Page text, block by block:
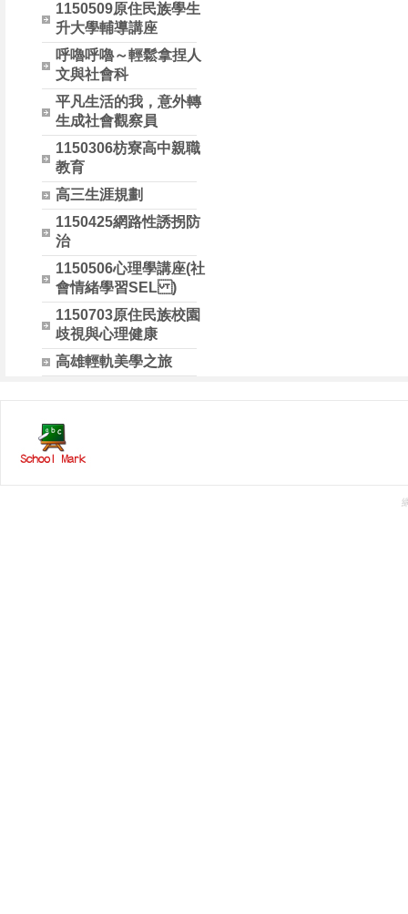
1150509原住民族學生
升大學輔導講座
呼嚕呼嚕～輕鬆拿捏人
文與社會科
平凡生活的我，意外轉
生成社會觀察員
1150306枋寮高中親職
教育
高三生涯規劃
1150425網路性誘拐防
治
1150506心理學講座(社
會情緒學習SEL )
1150703原住民族校園
歧視與心理健康
高雄輕軌美學之旅